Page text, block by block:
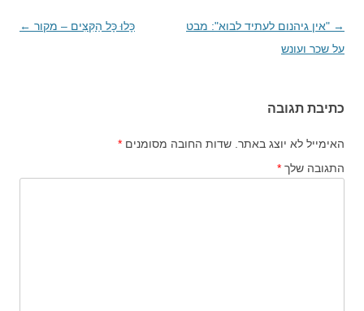
ניווט
בפוסטים
→ "אין גיהנום לעתיד לבוא": מבט
על שכר ועונש
כָּלוּ כָּל הַקִּצִּים – מקור ←
כתיבת תגובה
האימייל לא יוצג באתר. שדות החובה מסומנים *
התגובה שלך *